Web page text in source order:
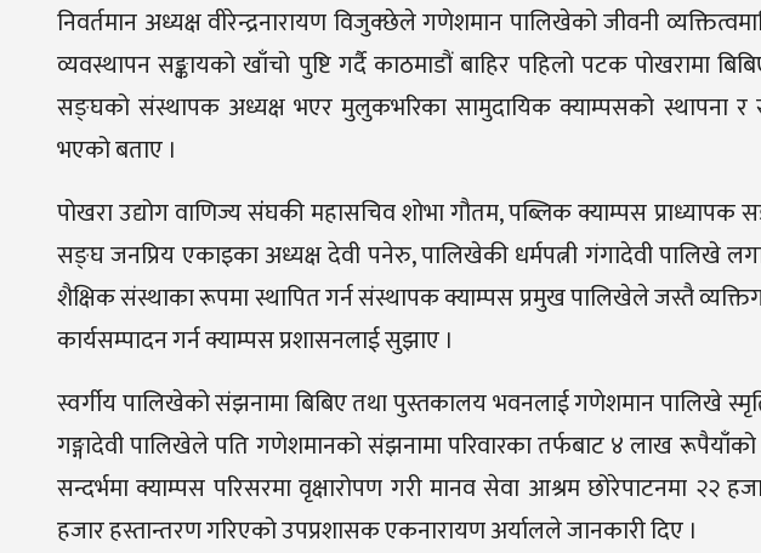
निवर्तमान अध्यक्ष वीरेन्द्रनारायण विजुक्छेले गणेशमान पालिखेको जीवनी
व्यवस्थापन सङ्कायको खाँचो पुष्टि गर्दै काठमाडौं बाहिर पहिलो पटक पोखरामा
सङ्घको संस्थापक अध्यक्ष भएर मुलुकभरिका सामुदायिक क्याम्पसको स्थापना
भएको बताए ।
पोखरा उद्योग वाणिज्य संंघकी महासचिव शोभा गौतम, पब्लिक क्याम्पस
सङ्घ जनप्रिय एकाइका अध्यक्ष देवी पनेरु, पालिखेकी धर्मपत्नी गंगादेवी पालिखे
शैक्षिक संस्थाका रूपमा स्थापित गर्न संस्थापक क्याम्पस प्रमुख पालिखेले जस्तै
कार्यसम्पादन गर्न क्याम्पस प्रशासनलाई सुझाए ।
स्वर्गीय पालिखेको संझनामा बिबिए तथा पुस्तकालय भवनलाई गणेशमान पालिखे
गङ्गादेवी पालिखेले पति गणेशमानको संझनामा परिवारका तर्फबाट ४ लाख
सन्दर्भमा क्याम्पस परिसरमा वृक्षारोपण गरी मानव सेवा आश्रम छोरेपाटनमा २२
हजार हस्तान्तरण गरिएको उपप्रशासक एकनारायण अर्यालले जानकारी दिए ।